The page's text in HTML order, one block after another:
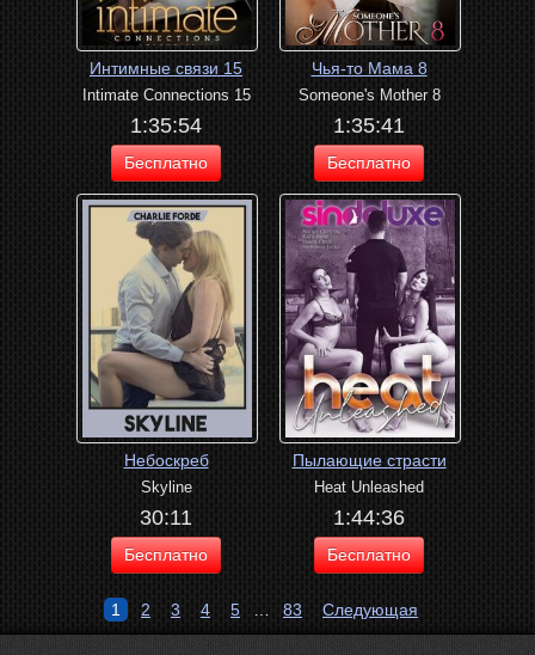
Интимные связи 15
Intimate Connections 15
1:35:54
Бесплатно
Чья-то Мама 8
Someone's Mother 8
1:35:41
Бесплатно
Небоскреб
Skyline
30:11
Бесплатно
Пылающие страсти
Heat Unleashed
1:44:36
Бесплатно
1 2 3 4 5 83 Следующая